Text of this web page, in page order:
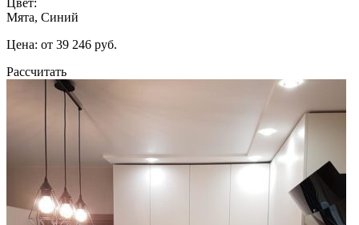
Мята, Синий
Цена: от 39 246 руб.
Рассчитать